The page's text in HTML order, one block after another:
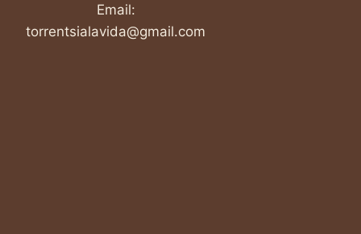
Email:
torrentsialavida@gmail.com